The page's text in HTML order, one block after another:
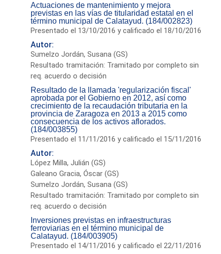
Actuaciones de mantenimiento y mejora
previstas en las vías de titularidad estatal en el
término municipal de Calatayud. (184/002823)
Presentado el 13/10/2016 y calificado el 18/10/2016
Autor:
Sumelzo Jordán, Susana (GS)
Resultado tramitación: Tramitado por completo sin
req. acuerdo o decisión
Resultado de la llamada 'regularización fiscal'
aprobada por el Gobierno en 2012, así como
crecimiento de la recaudación tributaria en la
provincia de Zaragoza en 2013 a 2015 como
consecuencia de los activos aflorados.
(184/003855)
Presentado el 11/11/2016 y calificado el 15/11/2016
Autor:
López Milla, Julián (GS)
Galeano Gracia, Óscar (GS)
Sumelzo Jordán, Susana (GS)
Resultado tramitación: Tramitado por completo sin
req. acuerdo o decisión
Inversiones previstas en infraestructuras
ferroviarias en el término municipal de
Calatayud. (184/003905)
Presentado el 14/11/2016 y calificado el 22/11/2016